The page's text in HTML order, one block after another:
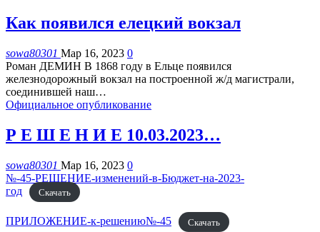
Как появился елецкий вокзал
sowa80301 Мар 16, 2023 0
Роман ДЕМИН В 1868 году в Ельце появился
железнодорожный вокзал на построенной ж/д магистрали,
соединившей наш…
Официальное опубликование
Р Е Ш Е Н И Е 10.03.2023…
sowa80301 Мар 16, 2023 0
№-45-РЕШЕНИЕ-изменений-в-Бюджет-на-2023-
год
Скачать
ПРИЛОЖЕНИЕ-к-решению№-45 Скачать